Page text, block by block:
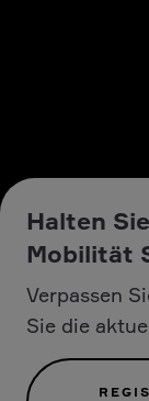
Halten
Mobilität
Verpassen
Sie die